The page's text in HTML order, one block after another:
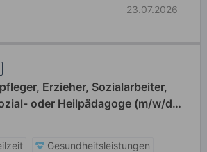
23.07.2026
Erzieher, Sozialarbeiter,
oder Heilpädagoge (m/w/d)
Gesundheitsleistungen